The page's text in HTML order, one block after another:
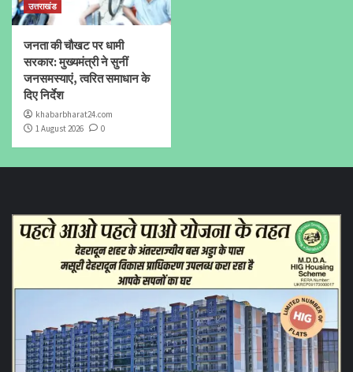
उत्तराखंड
जनता की चौखट पर धामी
सरकार: मुख्यमंत्री ने सुनीं
जनसमस्याएं, त्वरित समाधान के
दिए निर्देश
khabarbharat24.com
1 August 2026
0